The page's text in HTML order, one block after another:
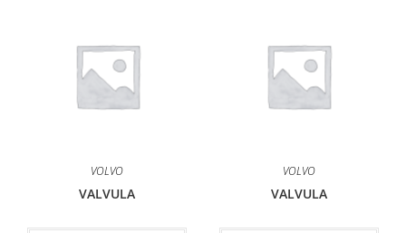
VOLVO
VALVULA
VOLVO
VALVULA